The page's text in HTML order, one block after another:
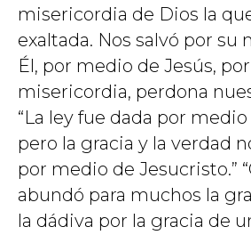
misericordia de Dios la
exaltada. Nos salvó por su
Él, por medio de Jesús,
misericordia, perdona
“La ley fue dada por
pero la gracia y la verdad
por medio de Jesucristo.”
abundó para muchos la
la dádiva por la gracia de